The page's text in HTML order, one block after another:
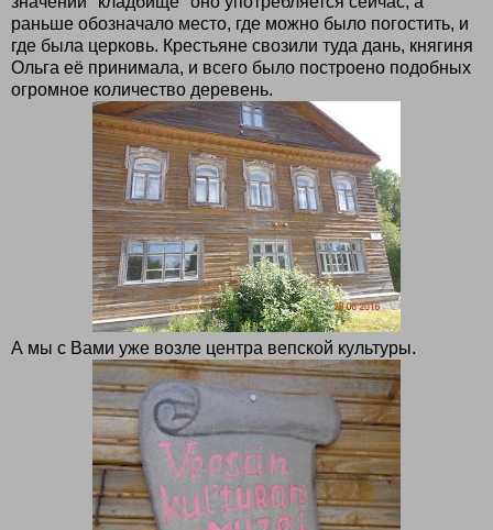
раньше обозначало место, где можно было погостить, и
где была церковь. Крестьяне свозили туда дань, княгиня
Ольга её принимала, и всего было построено подобных
огромное количество деревень.
А мы с Вами уже возле центра вепской культуры.